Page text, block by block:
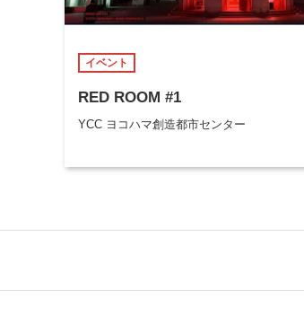
イベント
RED ROOM #1
YCC ヨコハマ創造都市センター